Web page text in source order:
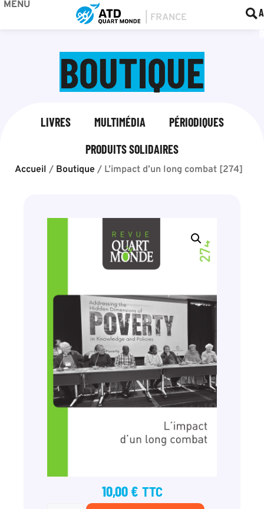
MENU
BOUTIQUE
LIVRES MULTIMÉDIA
PÉRIODIQUES
PRODUITS SOLIDAIRES
Accueil / Boutique / L’impact d’un long combat [274]
10,00€ TTC